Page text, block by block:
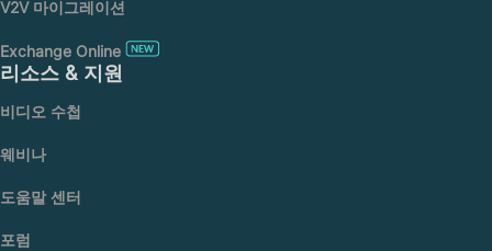
V2V 마이그레이션
Exchange Online
리소스 & 지원
비디오 수첩
웨비나
도움말 센터
포럼